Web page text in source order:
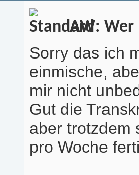
AW: Wer
Sorry das ich
einmische,
mir nicht
Gut die
aber trotzdem
pro Woche